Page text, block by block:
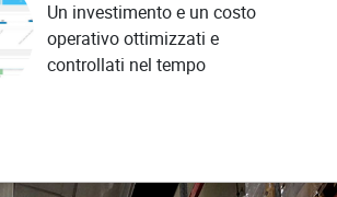
Un investimento e un costo
operativo ottimizzati e
controllati nel tempo